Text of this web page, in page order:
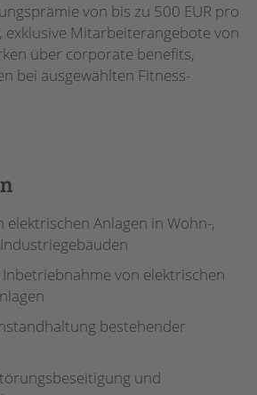
elektrischen Anlagen in Wohn-,
von elektrischen
bestehender
und
von bis zu 500 EUR pro
exklusive Mitarbeiterangebote von
über corporate benefits,
bei ausgewählten Fitness-